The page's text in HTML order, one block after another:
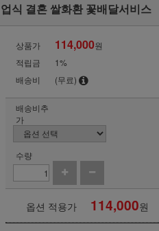
식 결혼 쌀화환 꽃배달서비스
상품가 114,000원
적립금
1%
배송비
(무료)
배송비추
가
수량
옵션 적용가 114,000원